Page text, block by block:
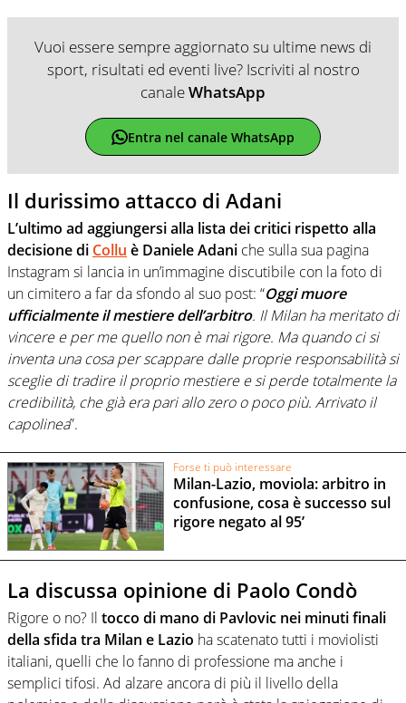
Vuoi essere sempre aggiornato su ultime news di
sport, risultati ed eventi live? Iscriviti al nostro
canaleWhatsApp
Entra nel canale WhatsApp
Il durissimo attacco di Adani
L’ultimo ad aggiungersi alla lista dei critici rispetto alla
decisione di Collu è Daniele Adani che sulla sua pagina
Instagram si lancia in un’immagine discutibile con la foto di
un cimitero a far da sfondo al suo post: “Oggi muore
ufficialmente il mestiere dell’arbitro. Il Milan ha meritato di
vincere e per me quello non è mai rigore. Ma quando ci si
inventa una cosa per scappare dalle proprie responsabilità si
sceglie di tradire il proprio mestiere e si perde totalmente la
credibilità, che già era pari allo zero o poco più. Arrivato il
capolinea”.
Forse ti può interessare
Milan-Lazio, moviola: arbitro in
confusione, cosa è successo sul
rigore negato al 95’
La discussa opinione di Paolo Condò
Rigore o no? Il tocco di mano di Pavlovic nei minuti finali
della sfida tra Milan e Lazio ha scatenato tutti i moviolisti
italiani, quelli che lo fanno di professione ma anche i
semplici tifosi. Ad alzare ancora di più il livello della